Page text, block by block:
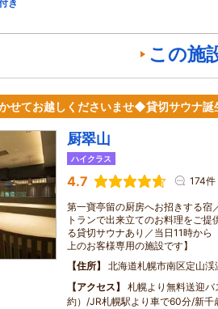
き
この施
せてお越しくださいませ◆貸切サウナ誕
厨翠山
ハイクラス
4.7 174件
第一寶亭留の厨房へお招きする宿
トランで出来立てのお料理をご
る貸切サウナあり／当日11時から
上のお客様専用の施設です】
住所
北海道札幌市南区定山
アクセス
札幌より無料送迎バ
約）/JR札幌駅より車で60分/新千